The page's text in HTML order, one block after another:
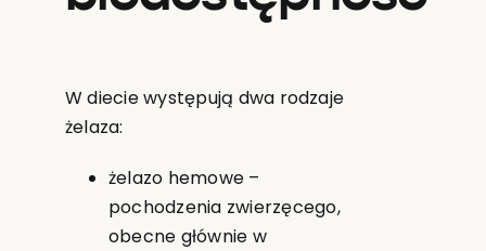
W diecie występują dwa rodzaje
żelaza:
żelazo hemowe –
pochodzenia zwierzęcego,
obecne głównie w